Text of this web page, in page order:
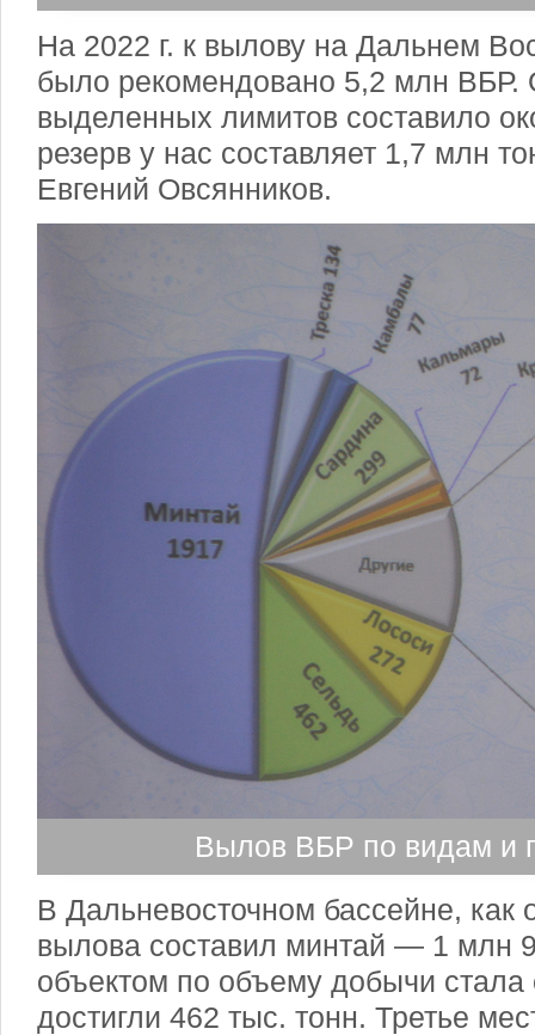
На 2022 г. к вылову на Дальнем
было рекомендовано 5,2 млн ВБР.
выделенных лимитов составило
резерв у нас составляет 1,7 млн
Евгений Овсянников.
Вылов ВБР по видам и
В Дальневосточном бассейне, как
вылова составил минтай — 1 млн
объектом по объему добычи
достигли 462 тыс. тонн. Третье